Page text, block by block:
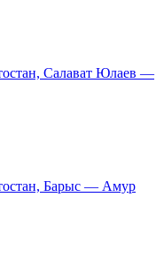
Салават Юлаев —
Барыс — Амур